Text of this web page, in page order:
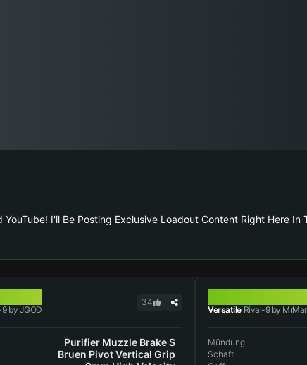
I'll Be Posting Exclusive Loadout Content Right Here In
by JGOD
34
Purifier Muzzle Brake S
Bruen Pivot Vertical Grip
Versatile Rival-9 by
Mündung
Schaft